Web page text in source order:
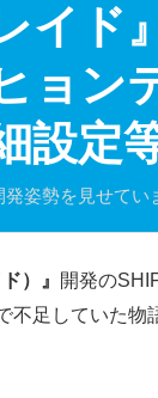
イ
ョン
設定
姿勢を見せてい
）』 開発の
不足していた